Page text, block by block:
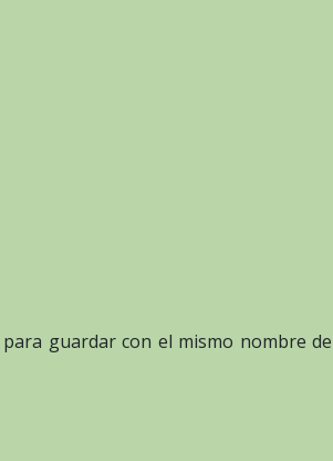
para guardar con el mismo nombre de